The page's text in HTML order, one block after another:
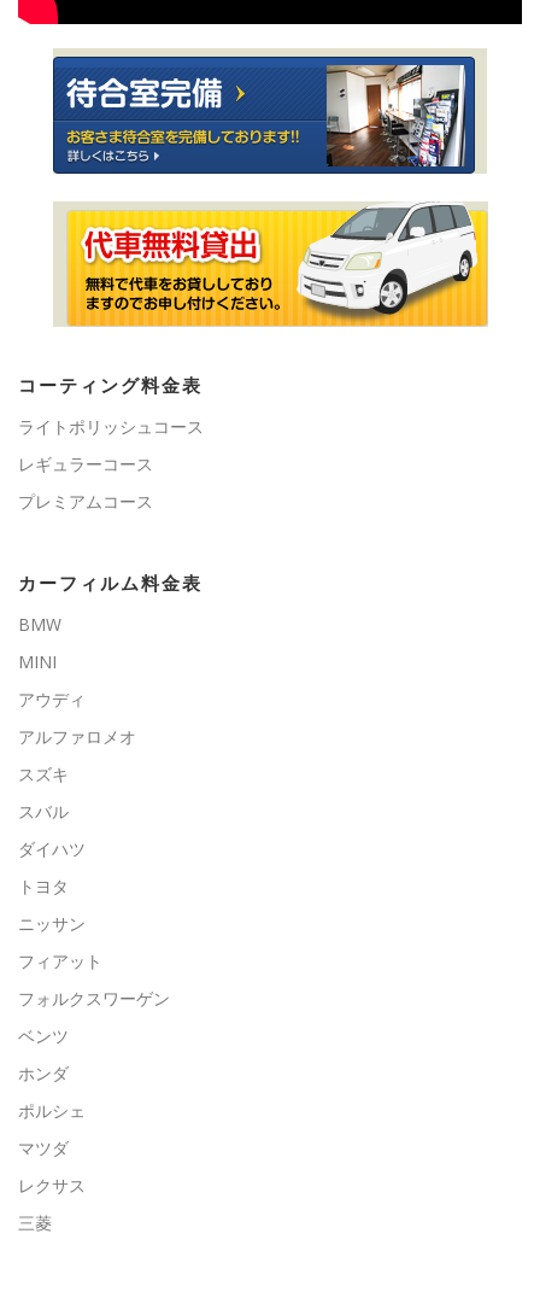
コーティング料金表
ライトポリッシュコース
レギュラーコース
プレミアムコース
カーフィルム料金表
BMW
MINI
アウディ
アルファロメオ
スズキ
スバル
ダイハツ
トヨタ
ニッサン
フィアット
フォルクスワーゲン
ベンツ
ホンダ
ポルシェ
マツダ
レクサス
三菱